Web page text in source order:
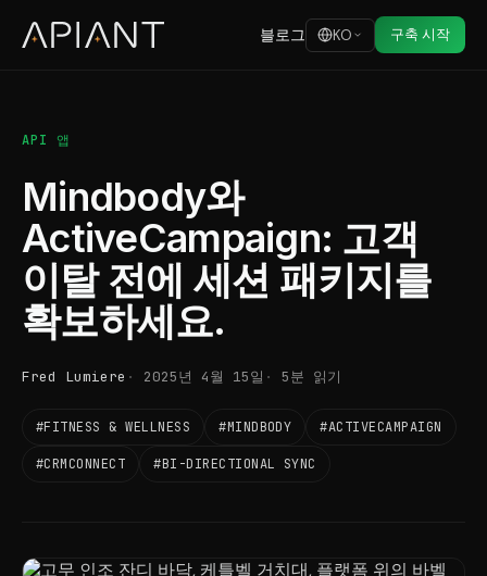
블로그 KO 구축 시작
API 앱
Mindbody와
ActiveCampaign: 고객
이탈 전에 세션 패키지를
확보하세요.
Fred Lumiere 2025년 4월 15일 5분 읽기
#FITNESS & WELLNESS #MINDBODY #ACTIVECAMPAIGN
#CRMCONNECT #BI-DIRECTIONAL SYNC